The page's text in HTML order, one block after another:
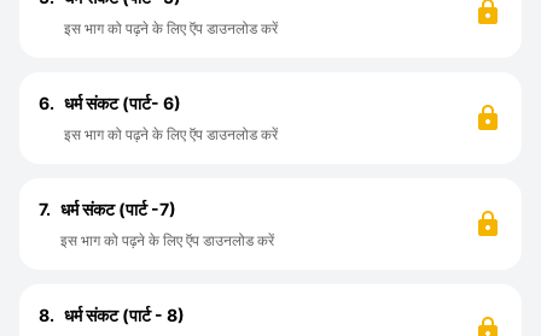
इस भाग को पढ़ने के लिए ऍप डाउनलोड करें
6. धर्म संकट (पार्ट- 6)
इस भाग को पढ़ने के लिए ऍप डाउनलोड करें
7. धर्म संकट (पार्ट -7)
इस भाग को पढ़ने के लिए ऍप डाउनलोड करें
8. धर्म संकट (पार्ट - 8)